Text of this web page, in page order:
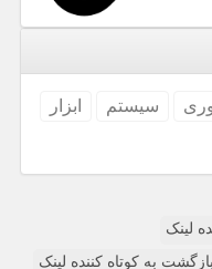
سیستم
ابزار
لینک
بازگشت به کوتاه کننده لینک